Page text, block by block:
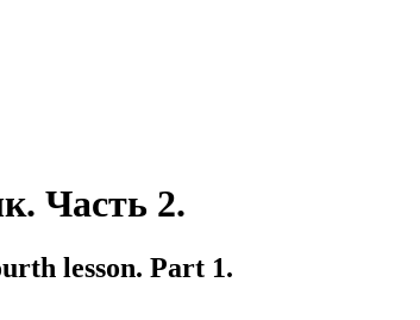
Часть 2.
lesson. Part 1.